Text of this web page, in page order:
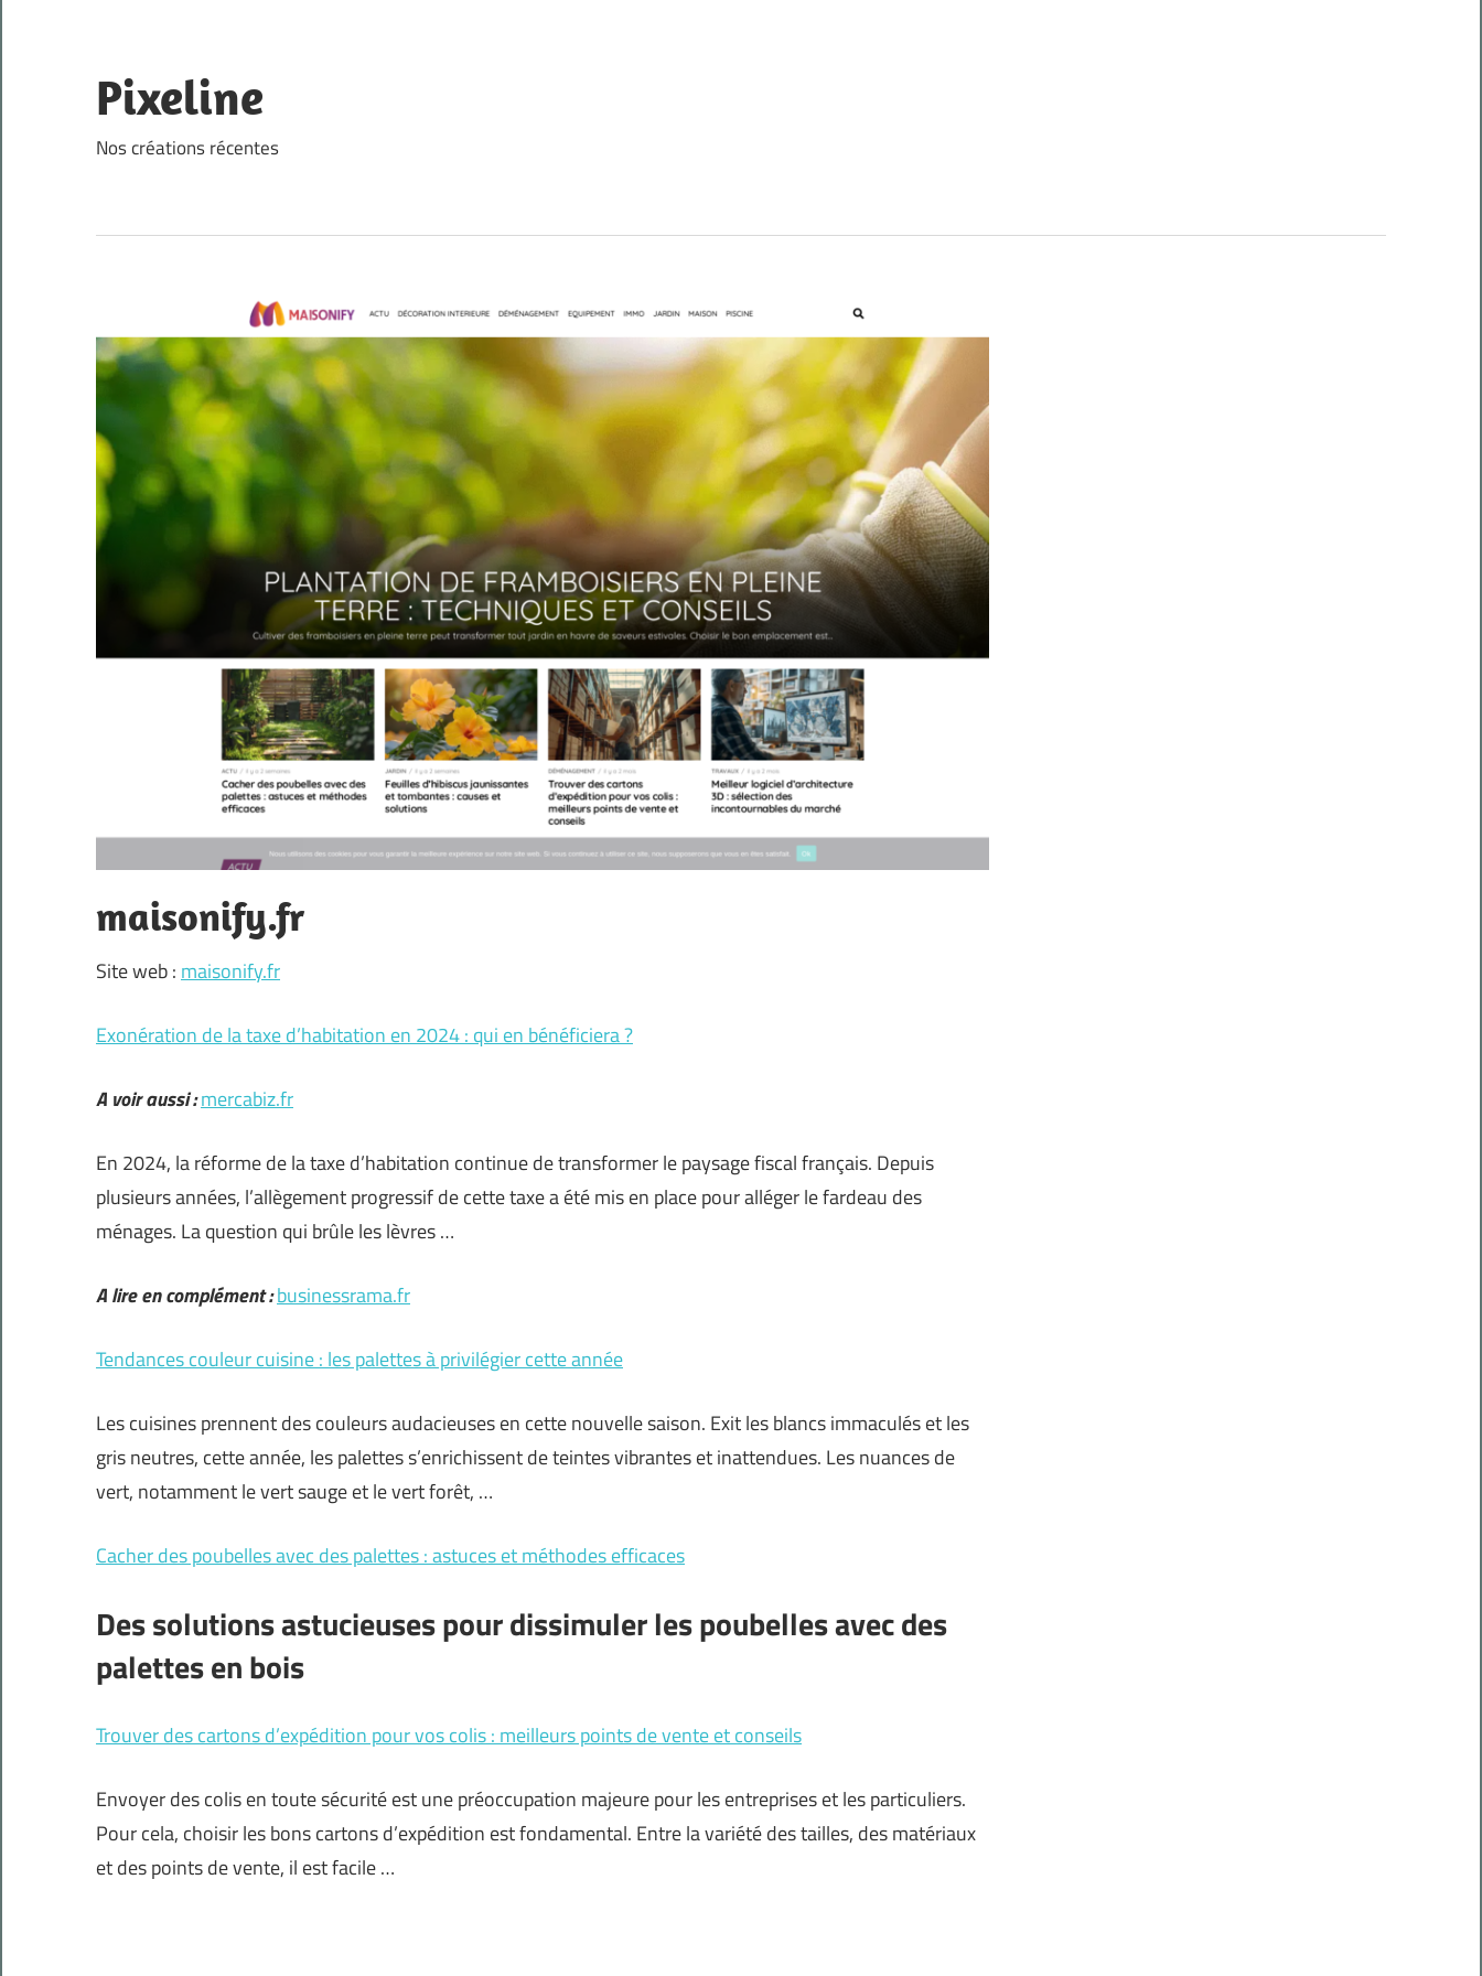
content
Pixeline
Nos créations récentes
maisonify.fr
Site web : maisonify.fr
Exonération de la taxe d’habitation en 2024 : qui en bénéficiera ?
A voir aussi :mercabiz.fr
En 2024, la réforme de la taxe d’habitation continue de transformer le paysage fiscal français. Depuis
plusieurs années, l’allègement progressif de cette taxe a été mis en place pour alléger le fardeau des
ménages. La question qui brûle les lèvres …
A lire en complément :businessrama.fr
Tendances couleur cuisine : les palettes à privilégier cette année
Les cuisines prennent des couleurs audacieuses en cette nouvelle saison. Exit les blancs immaculés et les
gris neutres, cette année, les palettes s’enrichissent de teintes vibrantes et inattendues. Les nuances de
vert, notamment le vert sauge et le vert forêt, …
Cacher des poubelles avec des palettes : astuces et méthodes efficaces
Des solutions astucieuses pour dissimuler les poubelles avec des
palettes en bois
Trouver des cartons d’expédition pour vos colis : meilleurs points de vente et conseils
Envoyer des colis en toute sécurité est une préoccupation majeure pour les entreprises et les particuliers.
Pour cela, choisir les bons cartons d’expédition est fondamental. Entre la variété des tailles, des matériaux
et des points de vente, il est facile …